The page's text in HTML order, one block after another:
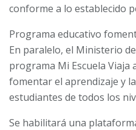
conforme a lo establecido
Programa educativo
En paralelo, el Ministerio
programa Mi Escuela Viaja
fomentar el aprendizaje y
estudiantes de todos los
Se habilitará una